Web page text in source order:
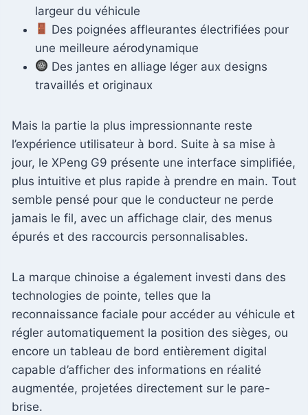
largeur du véhicule
Des poignées affleurantes électrifiées pour
une meilleure aérodynamique
Des jantes en alliage léger aux designs
travaillés et originaux
Mais la partie la plus impressionnante reste
l’expérience utilisateur à bord. Suite à sa mise à
jour, le XPeng G9 présente une interface simplifiée,
plus intuitive et plus rapide à prendre en main. Tout
semble pensé pour que le conducteur ne perde
jamais le fil, avec un affichage clair, des menus
épurés et des raccourcis personnalisables.
La marque chinoise a également investi dans des
technologies de pointe, telles que la
reconnaissance faciale pour accéder au véhicule et
régler automatiquement la position des sièges, ou
encore un tableau de bord entièrement digital
capable d’afficher des informations en réalité
augmentée, projetées directement sur le pare-
brise.